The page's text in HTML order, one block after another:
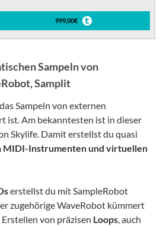
999,00€
Sampeln von
Samplit
Sampeln von externen
ist. Am bekanntesten ist in dieser
Skylife. Damit erstellst du quasi
MIDI-Instrumenten und virtuellen
erstellst du mit SampleRobot
zugehörige WaveRobot kümmert
von präzisen Loops, auch